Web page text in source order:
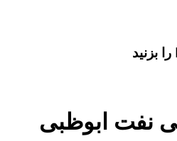
نفت ابوظبی